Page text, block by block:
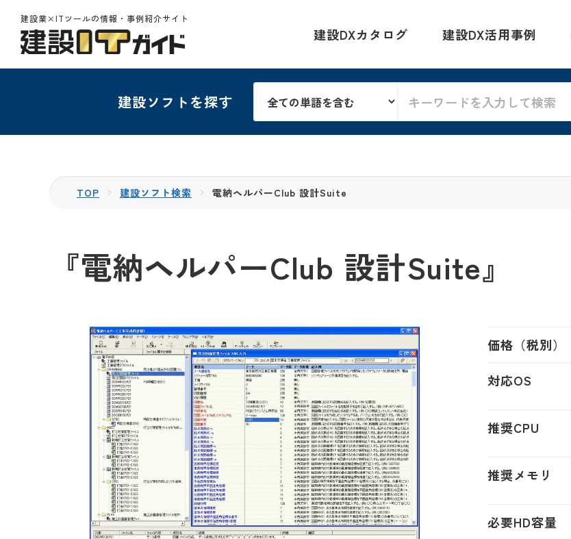
建設業×ITツールの情報・事例紹介サイト
建設DXカタログ 建設DX活用事例
建設ソフトを探す
TOP 建設ソフト検索 電納ヘルパーClub 設計Suite
『電納ヘルパーClub 設計Suite』
価格（税別）
対応OS
推奨CPU
推奨メモリ
必要HD容量